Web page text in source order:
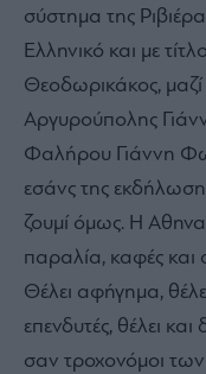
σύστημα της
Ελληνικό και με
Θεοδωρικάκος,
Αργυρούπολης
Φαλήρου Γιάννη
εσάνς της
ζουμί όμως. Η
παραλία, καφές και
Θέλει αφήγημα,
επενδυτές, θέλει
σαν τροχονόμοι